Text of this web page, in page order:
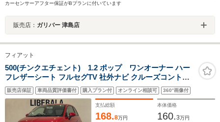
カーセンサーアフター保証がBプランに付いています
販売店： ガリバー 津島店
フィアット
500(チンクエチェント) 1.2 ポップ ワンオーナー ハー
フレザーシート フルセグTV 社外ナビ クルーズコントロ
ール DVD再生機能 USB Bluetooth ミュージックサーバ-
FM/AM AUX ETC 純正フロアマット 純正ハロゲンライト
ESC 純正14インチホイール
販売店保証 車両品質評価書付 購入プラン付 オンライン相談可 360°画像付
支払総額
168.8万円
本体価格
160.3万円